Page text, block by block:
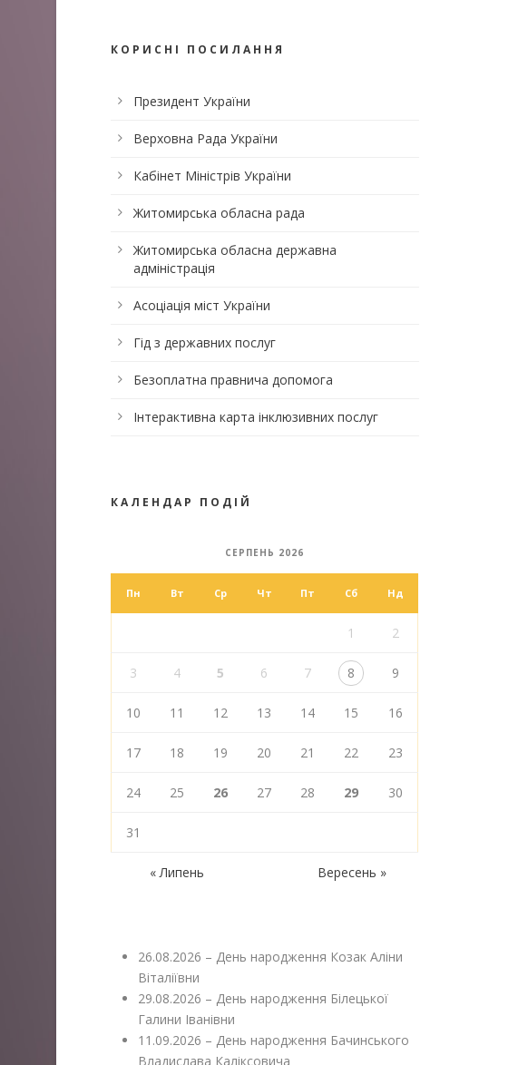
КОРИСНІ ПОСИЛАННЯ
Президент України
Верховна Рада України
Кабінет Міністрів України
Житомирська обласна рада
Житомирська обласна державна
адміністрація
Асоціація міст України
Гід з державних послуг
Безоплатна правнича допомога
Інтерактивна карта інклюзивних послуг
КАЛЕНДАР ПОДІЙ
СЕРПЕНЬ 2026
Пн Вт Ср Чт Пт Сб Нд
1 2
3 4 5 6 7 8 9
10 11 12 13 14 15 16
17 18 19 20 21 22 23
24 25 26 27 28 29 30
31
« Липень Вересень »
26.08.2026 – День народження Козак Аліни
Віталіївни
29.08.2026 – День народження Білецької
Галини Іванівни
11.09.2026 – День народження Бачинського
Владислава Каліксовича